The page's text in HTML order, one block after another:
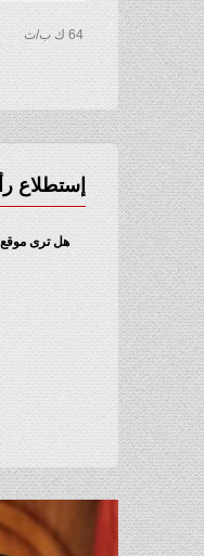
64 ك ب/ث
إستطلاع
هل ترى موقع